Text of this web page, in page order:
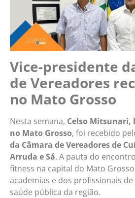
Vice-presidente
de Vereadores
no Mato Grosso
Nesta semana, Celso Mitsunari,
no Mato Grosso, foi recebido
da Câmara de Vereadores de
Arruda e Sá. A pauta do
fitness na capital do Mato
academias e dos profissionais de
saúde pública da região.